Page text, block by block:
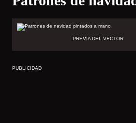
PREVIA DEL VECTOR
PUBLICIDAD